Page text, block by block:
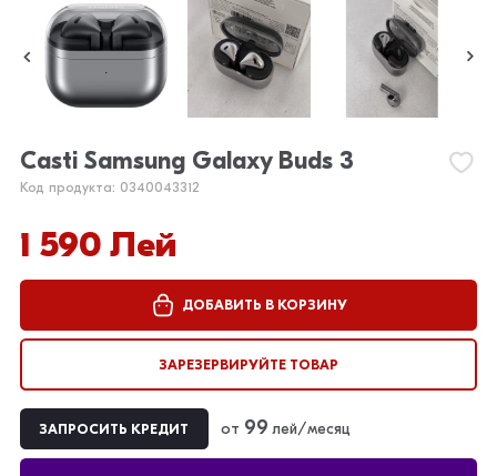
Casti Samsung Galaxy Buds 3
Код продукта: 0340043312
1 590 Лей
ДОБАВИТЬ В КОРЗИНУ
ЗАРЕЗЕРВИРУЙТЕ ТОВАР
ЗАПРОСИТЬ КРЕДИТ от 99 лей/месяц